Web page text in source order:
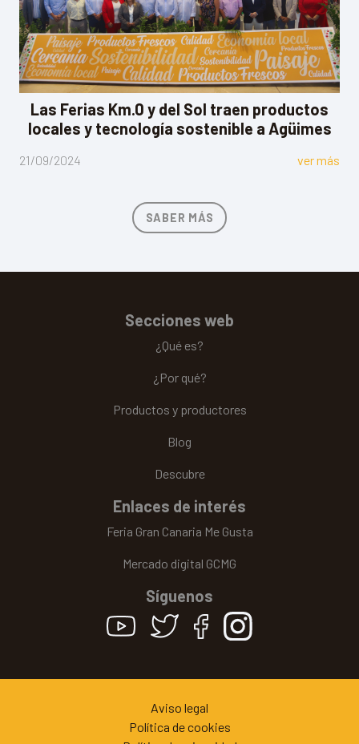
Las Ferias Km.0 y del Sol traen productos
locales y tecnología sostenible a Agüimes
21/09/2024 ver más
SABER MÁS
Secciones web
¿Qué es?
¿Por qué?
Productos y productores
Blog
Descubre
Enlaces de interés
Feria Gran Canaria Me Gusta
Mercado digital GCMG
Síguenos
Aviso legal
Política de cookies